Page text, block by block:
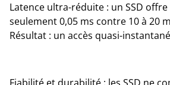
Latence ultra-réduite : un SSD
seulement 0,05 ms contre 10 à 20
Résultat : un accès quasi-